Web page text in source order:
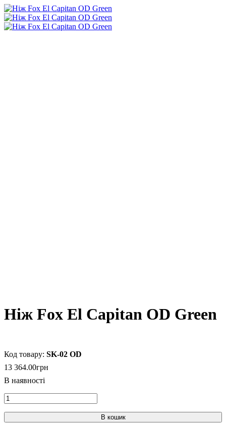
Ніж Fox El Capitan OD Green
SK-02 OD
13 364.00грн
В кошик